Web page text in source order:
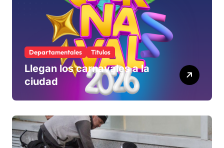
Departamentales Titulos
Llegan los carnavales a la
ciudad